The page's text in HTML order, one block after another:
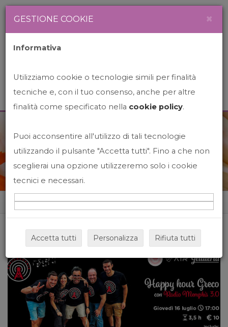
News&Events
Home News&events
GESTIONE COOKIE ×
Informativa
Utilizziamo cookie o tecnologie simili per finalità
tecniche e, con il tuo consenso, anche per altre
finalità come specificato nella cookie policy.
Puoi acconsentire all'utilizzo di tali tecnologie
utilizzando il pulsante "Accetta tutti". Fino a che non
sceglierai una opzione utilizzeremo solo i cookie
tecnici e necessari.
Accetta tutti Personalizza Rifiuta tutti